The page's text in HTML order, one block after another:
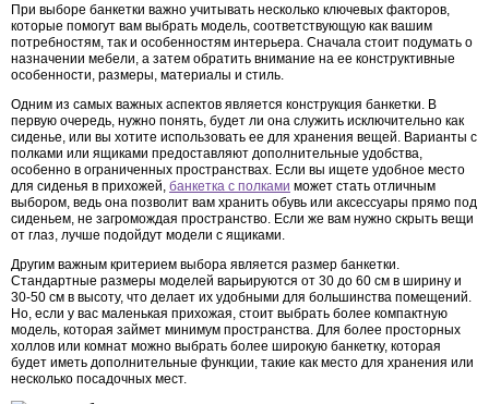
При выборе банкетки важно учитывать несколько ключевых факторов,
которые помогут вам выбрать модель, соответствующую как вашим
потребностям, так и особенностям интерьера. Сначала стоит подумать о
назначении мебели, а затем обратить внимание на ее конструктивные
особенности, размеры, материалы и стиль.
Одним из самых важных аспектов является конструкция банкетки. В
первую очередь, нужно понять, будет ли она служить исключительно как
сиденье, или вы хотите использовать ее для хранения вещей. Варианты с
полками или ящиками предоставляют дополнительные удобства,
особенно в ограниченных пространствах. Если вы ищете удобное место
для сиденья в прихожей, банкетка с полками может стать отличным
выбором, ведь она позволит вам хранить обувь или аксессуары прямо под
сиденьем, не загромождая пространство. Если же вам нужно скрыть вещи
от глаз, лучше подойдут модели с ящиками.
Другим важным критерием выбора является размер банкетки.
Стандартные размеры моделей варьируются от 30 до 60 см в ширину и
30-50 см в высоту, что делает их удобными для большинства помещений.
Но, если у вас маленькая прихожая, стоит выбрать более компактную
модель, которая займет минимум пространства. Для более просторных
холлов или комнат можно выбрать более широкую банкетку, которая
будет иметь дополнительные функции, такие как место для хранения или
несколько посадочных мест.